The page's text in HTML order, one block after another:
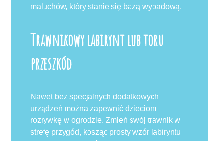
maluchów, który stanie się bazą wypadową.
Trawnikowy labirynt lub toru
przeszkód
Nawet bez specjalnych dodatkowych
urządzeń można zapewnić dzieciom
rozrywkę w ogrodzie. Zmień swój trawnik w
strefę przygód, kosząc prosty wzór labiryntu